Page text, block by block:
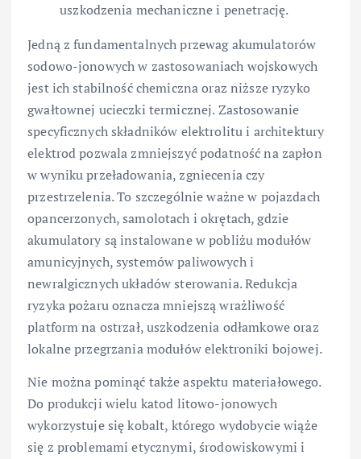
uszkodzenia mechaniczne i penetrację.
Jedną z fundamentalnych przewag akumulatorów
sodowo-jonowych w zastosowaniach wojskowych
jest ich stabilność chemiczna oraz niższe ryzyko
gwałtownej ucieczki termicznej. Zastosowanie
specyficznych składników elektrolitu i architektury
elektrod pozwala zmniejszyć podatność na zapłon
w wyniku przeładowania, zgniecenia czy
przestrzelenia. To szczególnie ważne w pojazdach
opancerzonych, samolotach i okrętach, gdzie
akumulatory są instalowane w pobliżu modułów
amunicyjnych, systemów paliwowych i
newralgicznych układów sterowania. Redukcja
ryzyka pożaru oznacza mniejszą wrażliwość
platform na ostrzał, uszkodzenia odłamkowe oraz
lokalne przegrzania modułów elektroniki bojowej.
Nie można pominąć także aspektu materiałowego.
Do produkcji wielu katod litowo-jonowych
wykorzystuje się kobalt, którego wydobycie wiąże
się z problemami etycznymi, środowiskowymi i